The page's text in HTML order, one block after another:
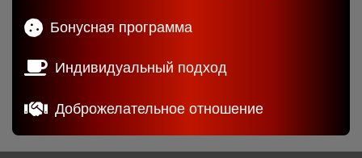
Бонусная программа
Индивидуальный подход
Доброжелательное отношение